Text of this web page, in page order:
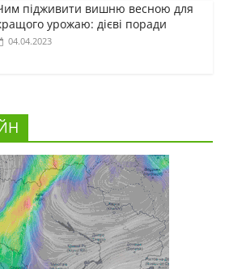
підживити вишню весною для
урожаю: дієві поради
04.04.2023